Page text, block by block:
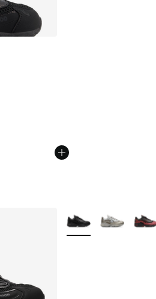
Weitere Farben